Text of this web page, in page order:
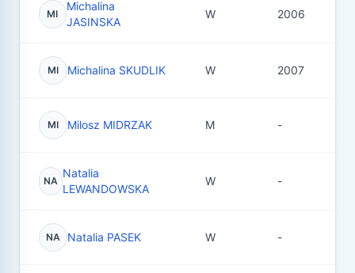
MI
Michalina
JASINSKA
W 2006
MI Michalina SKUDLIK W 2007
MI Milosz MIDRZAK M -
NA
Natalia
LEWANDOWSKA
W -
NA Natalia PASEK W -